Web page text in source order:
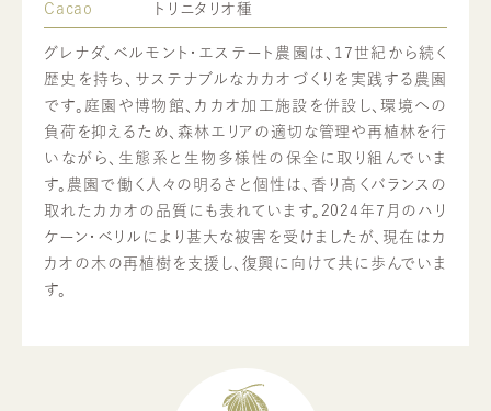
Cacao トリニタリオ種
グレナダ、ベルモント・エステート農園は、17世紀から続く
歴史を持ち、サステナブルなカカオづくりを実践する農園
です。庭園や博物館、カカオ加工施設を併設し、環境への
負荷を抑えるため、森林エリアの適切な管理や再植林を行
いながら、生態系と生物多様性の保全に取り組んでいま
す。農園で働く人々の明るさと個性は、香り高くバランスの
取れたカカオの品質にも表れています。2024年7月のハリ
ケーン・ベリルにより甚大な被害を受けましたが、現在はカ
カオの木の再植樹を支援し、復興に向けて共に歩んでいま
す。